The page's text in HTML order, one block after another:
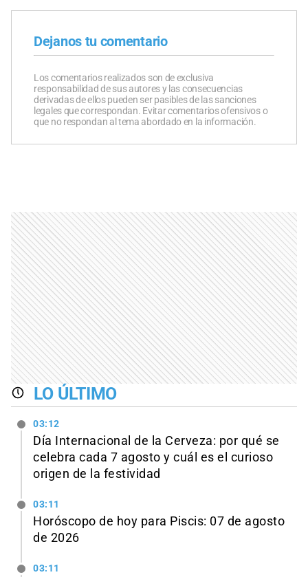
Dejanos tu comentario
Los comentarios realizados son de exclusiva
responsabilidad de sus autores y las consecuencias
derivadas de ellos pueden ser pasibles de las sanciones
legales que correspondan. Evitar comentarios ofensivos o
que no respondan al tema abordado en la información.
LO ÚLTIMO
03:12
Día Internacional de la Cerveza: por qué se
celebra cada 7 agosto y cuál es el curioso
origen de la festividad
03:11
Horóscopo de hoy para Piscis: 07 de agosto
de 2026
03:11